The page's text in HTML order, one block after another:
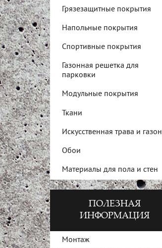
Грязезащитные покрытия
Напольные покрытия
Спортивные покрытия
Газонная решетка для
парковки
Модульные покрытия
Ткани
Искусственная трава и газон
Обои
Материалы для пола и стен
ПОЛЕЗНАЯ
ИНФОРМАЦИЯ
Монтаж